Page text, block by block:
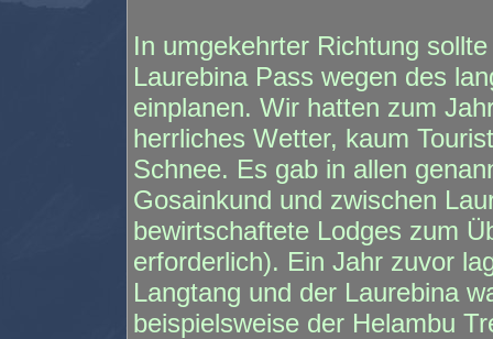
In umgekehrter Richtung
Laurebina Pass wegen des
einplanen. Wir hatten zum
herrliches Wetter, kaum
Schnee. Es gab in allen
Gosainkund und zwischen
bewirtschaftete Lodges zum
erforderlich). Ein Jahr zuvor
Langtang und der Laurebina
beispielsweise der Helambu